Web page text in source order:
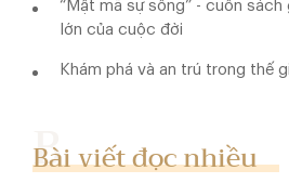
“Mật mã sự sống” - cuốn sách
lớn của cuộc đời
Khám phá và an trú trong thế
Bài viết đọc nhiều